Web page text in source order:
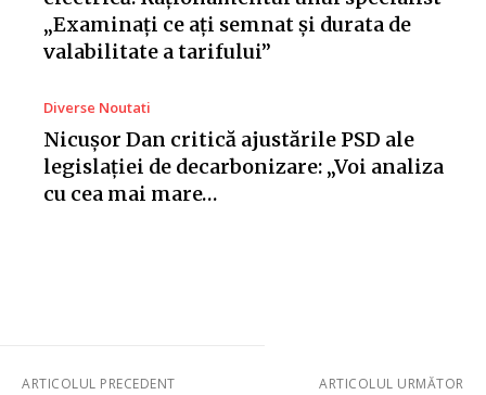
„Examinați ce ați semnat și durata de
valabilitate a tarifului”
Diverse Noutati
Nicușor Dan critică ajustările PSD ale
legislației de decarbonizare: „Voi analiza
cu cea mai mare…
ARTICOLUL PRECEDENT ARTICOLUL URMĂTOR